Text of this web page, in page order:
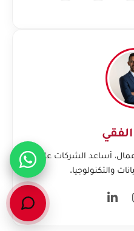
أساعد الشركات على
والتكنولوجيا.